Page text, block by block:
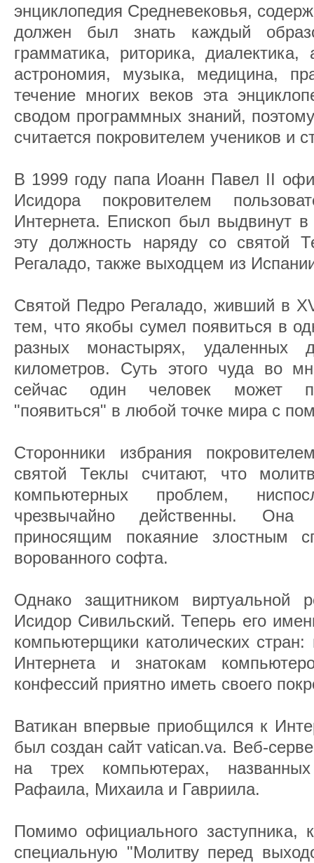
энциклопедия Средневековья,
должен был знать каждый
грамматика, риторика, диалектика,
астрономия, музыка, медицина,
течение многих веков эта
сводом программных знаний,
считается покровителем учеников и
В 1999 году папа Иоанн Павел II
Исидора покровителем
Интернета. Епископ был выдвинут в
эту должность наряду со святой
Регаладо, также выходцем из
Святой Педро Регаладо, живший в
тем, что якобы сумел появиться в
разных монастырях,
километров. Суть этого чуда во
сейчас один человек может
"появиться" в любой точке мира с
Сторонники избрания
святой Теклы считают, что
компьютерных проблем,
чрезвычайно действенны.
приносящим покаяние злостным
ворованного софта.
Однако защитником виртуальной
Исидор Сивильский. Теперь его
компьютерщики католических
Интернета и знатокам
конфессий приятно иметь своего
Ватикан впервые приобщился к
был создан сайт vatican.va. Веб-
на трех компьютерах,
Рафаила, Михаила и Гавриила.
Помимо официального заступника,
специальную "Молитву перед